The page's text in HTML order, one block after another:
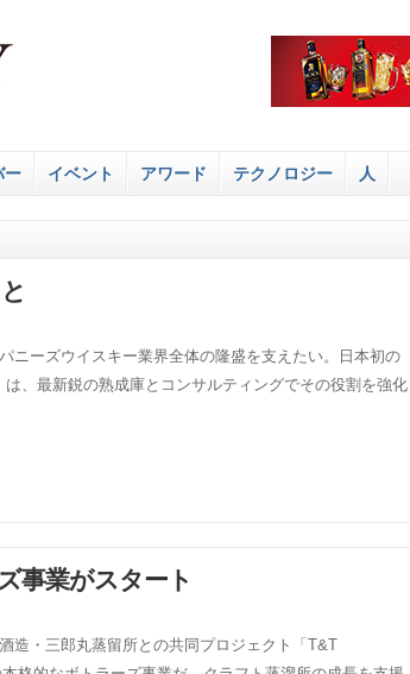
ー イベント アワード テクノロジー 人
ニーズウイスキー業界全体の隆盛を支えたい。日本初の
、最新鋭の熟成庫とコンサルティングでその役割を強化
事業がスタート
造・三郎丸蒸留所との共同プロジェクト「T&T